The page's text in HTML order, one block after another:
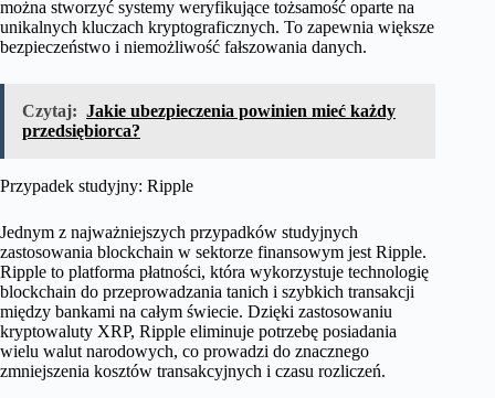
można stworzyć systemy weryfikujące tożsamość oparte na
unikalnych kluczach kryptograficznych. To zapewnia większe
bezpieczeństwo i niemożliwość fałszowania danych.
Czytaj: Jakie ubezpieczenia powinien mieć każdy
przedsiębiorca?
Przypadek studyjny: Ripple
Jednym z najważniejszych przypadków studyjnych
zastosowania blockchain w sektorze finansowym jest Ripple.
Ripple to platforma płatności, która wykorzystuje technologię
blockchain do przeprowadzania tanich i szybkich transakcji
między bankami na całym świecie. Dzięki zastosowaniu
kryptowaluty XRP, Ripple eliminuje potrzebę posiadania
wielu walut narodowych, co prowadzi do znacznego
zmniejszenia kosztów transakcyjnych i czasu rozliczeń.